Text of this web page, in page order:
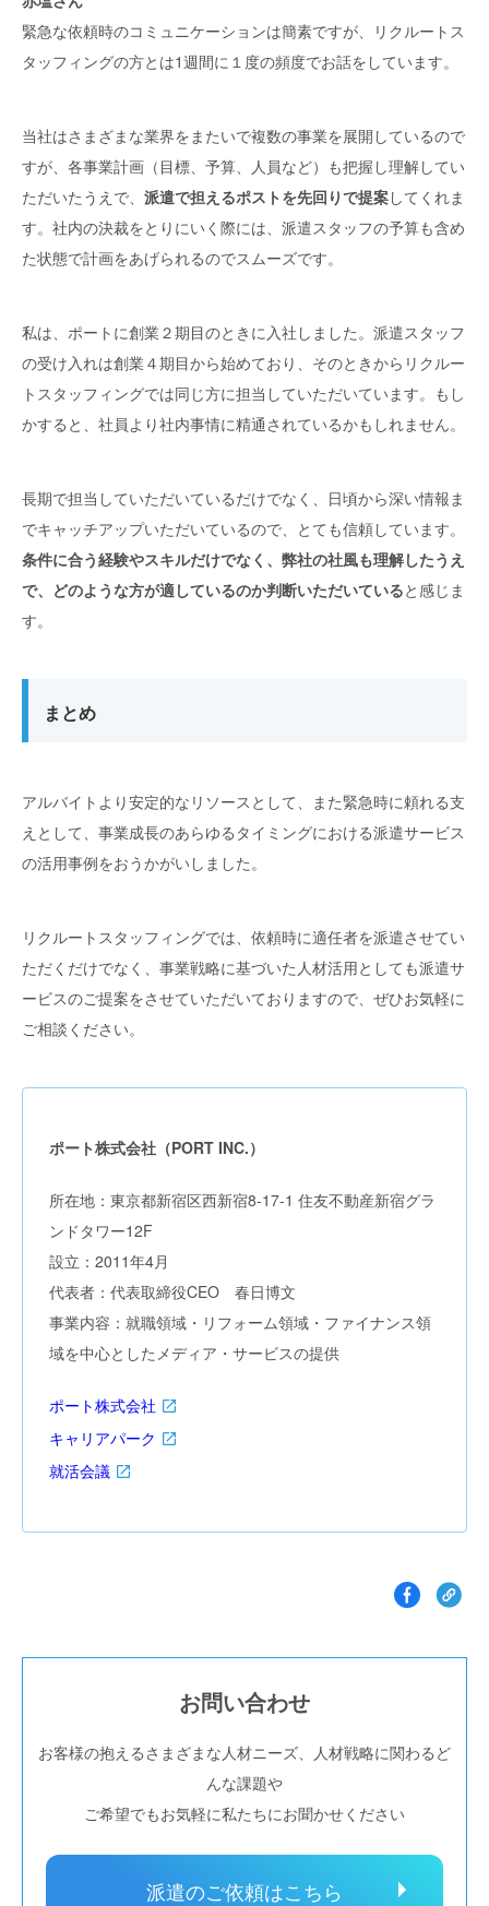
緊急な依頼時のコミュニケーションは簡素ですが、リクルートス
タッフィングの方とは1週間に１度の頻度でお話をしています。
当社はさまざまな業界をまたいで複数の事業を展開しているので
すが、各事業計画（目標、予算、人員など）も把握し理解してい
ただいたうえで、 派遣で担えるポストを先回りで提案してくれま
す。社内の決裁をとりにいく際には、派遣スタッフの予算も含め
た状態で計画をあげられるのでスムーズです。
私は、ポートに創業２期目のときに入社しました。派遣スタッフ
の受け入れは創業４期目から始めており、そのときからリクルー
トスタッフィングでは同じ方に担当していただいています。もし
かすると、社員より社内事情に精通されているかもしれません。
長期で担当していただいているだけでなく、日頃から深い情報ま
でキャッチアップいただいているので、とても信頼しています。
条件に合う経験やスキルだけでなく、弊社の社風も理解したうえ
で、どのような方が適しているのか判断いただいていると感じま
す。
まとめ
アルバイトより安定的なリソースとして、また緊急時に頼れる支
えとして、事業成長のあらゆるタイミングにおける派遣サービス
の活用事例をおうかがいしました。
リクルートスタッフィングでは、依頼時に適任者を派遣させてい
ただくだけでなく、事業戦略に基づいた人材活用としても派遣サ
ービスのご提案をさせていただいておりますので、ぜひお気軽に
ご相談ください。
ポート株式会社（PORT INC.）
所在地：東京都新宿区西新宿8-17-1 住友不動産新宿グラ
ンドタワー12F
設立：2011年4月
代表者：代表取締役CEO 春日博文
事業内容：就職領域・リフォーム領域・ファイナンス領
域を中心としたメディア・サービスの提供
ポート株式会社
キャリアパーク
就活会議
お問い合わせ
お客様の抱えるさまざまな人材ニーズ、人材戦略に関わるど
んな課題や
ご希望でもお気軽に私たちにお聞かせください
派遣のご依頼はこちら